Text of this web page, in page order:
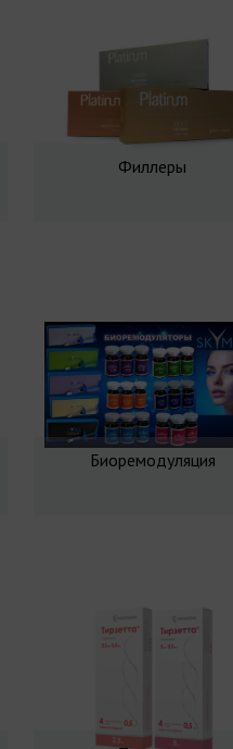
Филлеры
Биоремодуляция